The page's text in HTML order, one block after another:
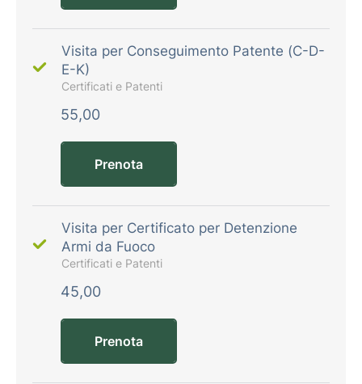
Visita per Conseguimento Patente (C-D-
E-K)
Certificati e Patenti
55,00
Prenota
Visita per Certificato per Detenzione
Armi da Fuoco
Certificati e Patenti
45,00
Prenota